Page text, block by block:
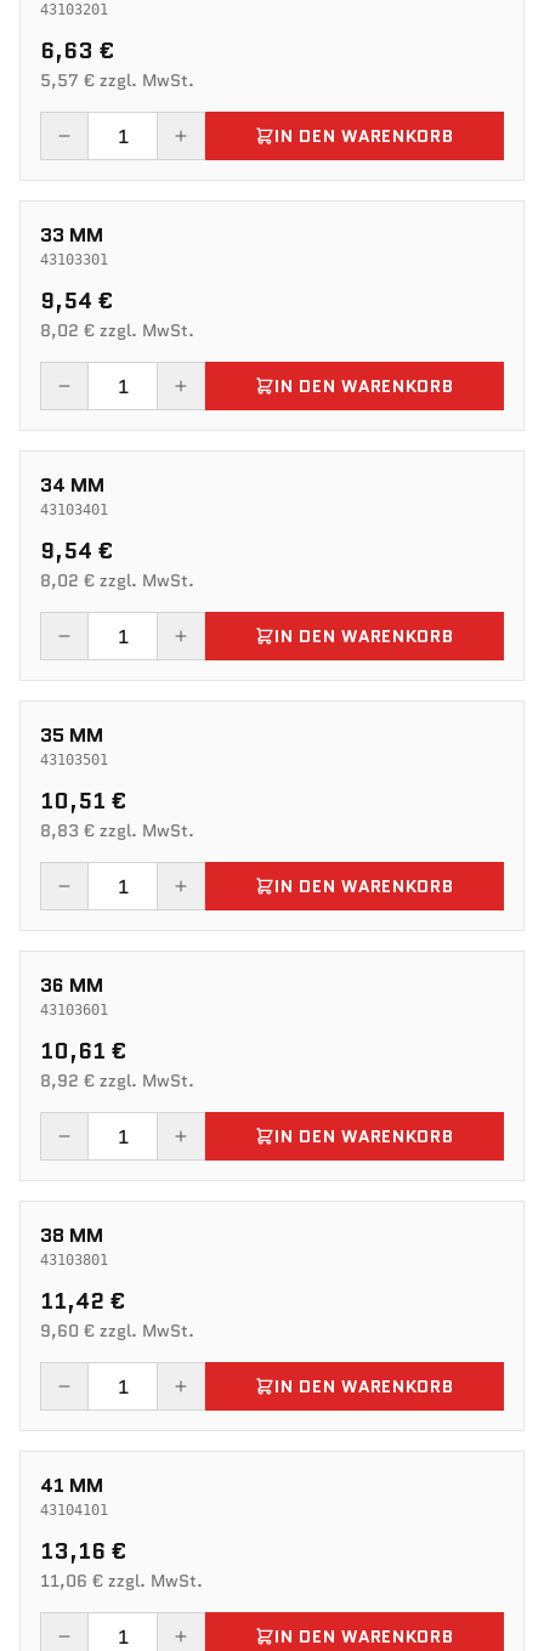
43103201
6,63 €
5,57 € zzgl. MwSt.
IN DEN WARENKORB
33 MM
43103301
9,54 €
8,02 € zzgl. MwSt.
IN DEN WARENKORB
34 MM
43103401
9,54 €
8,02 € zzgl. MwSt.
IN DEN WARENKORB
35 MM
43103501
10,51 €
8,83 € zzgl. MwSt.
IN DEN WARENKORB
36 MM
43103601
10,61 €
8,92 € zzgl. MwSt.
IN DEN WARENKORB
38 MM
43103801
11,42 €
9,60 € zzgl. MwSt.
IN DEN WARENKORB
41 MM
43104101
13,16 €
11,06 € zzgl. MwSt.
IN DEN WARENKORB